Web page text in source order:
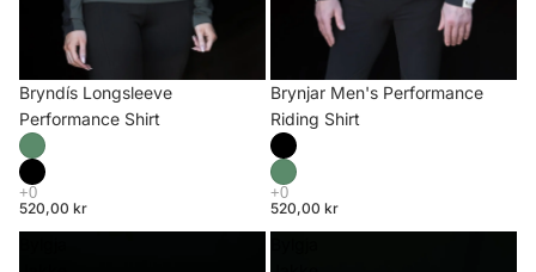
Bryndís Longsleeve
Performance Shirt
520,00 kr
Brynjar Men's Performance
Riding Shirt
520,00 kr